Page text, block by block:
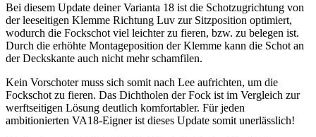
Bei diesem Update deiner Varianta 18 ist die Schotzugrichtung von
der leeseitigen Klemme Richtung Luv zur Sitzposition optimiert,
wodurch die Fockschot viel leichter zu fieren, bzw. zu belegen ist.
Durch die erhöhte Montageposition der Klemme kann die Schot an
der Deckskante auch nicht mehr schamfilen.
Kein Vorschoter muss sich somit nach Lee aufrichten, um die
Fockschot zu fieren. Das Dichtholen der Fock ist im Vergleich zur
werftseitigen Lösung deutlich komfortabler. Für jeden
ambitionierten VA18-Eigner ist dieses Update somit unerlässlich!